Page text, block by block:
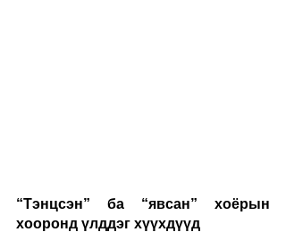
“Тэнцсэн” ба “явсан” хоёрын
хооронд үлддэг хүүхдүүд